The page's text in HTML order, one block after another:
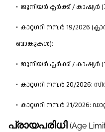
ജൂനിയർ ക്ലർക്ക് / കാഷ്യർ
കാറ്റഗറി നമ്പർ 19/2026
ബാങ്കുകൾ):
ജൂനിയർ ക്ലർക്ക് / കാഷ്യർ
കാറ്റഗറി നമ്പർ 20/2026:
കാറ്റഗറി നമ്പർ 21/2026:
പ്രായപരിധി (Age